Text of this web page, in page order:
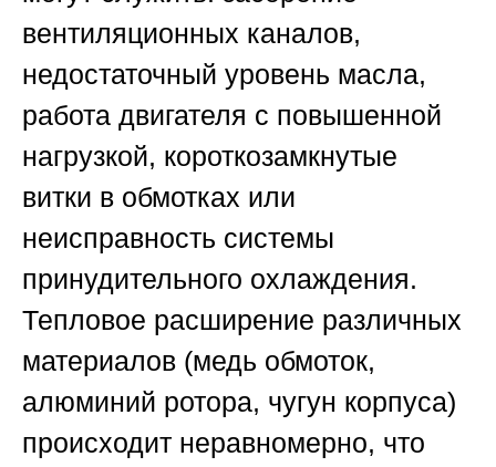
вентиляционных каналов,
недостаточный уровень масла,
работа двигателя с повышенной
нагрузкой, короткозамкнутые
витки в обмотках или
неисправность системы
принудительного охлаждения.
Тепловое расширение различных
материалов (медь обмоток,
алюминий ротора, чугун корпуса)
происходит неравномерно, что